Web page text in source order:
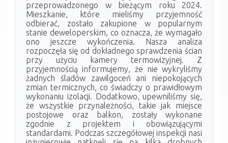
przeprowadzonego w bieżącym roku 2024.
Mieszkanie, które mieliśmy przyjemność
odbierać, zostało zakupione w popularnym
stanie deweloperskim, co oznacza, że wymagało
ono jeszcze wykończenia. Nasza analiza
rozpoczęła się od dokładnego sprawdzenia ścian
przy użyciu kamery termowizyjnej. Z
przyjemnością informujemy, że nie wykryliśmy
żadnych śladów zawilgoceń ani niepokojących
zmian termicznych, co świadczy o prawidłowym
wykonaniu izolacji. Dodatkowo, upewniliśmy się,
że wszystkie przynależności, takie jak miejsce
postojowe oraz balkon, zostały wykonane
zgodnie z projektem i obowiązującymi
standardami. Podczas szczegółowej inspekcji nasi